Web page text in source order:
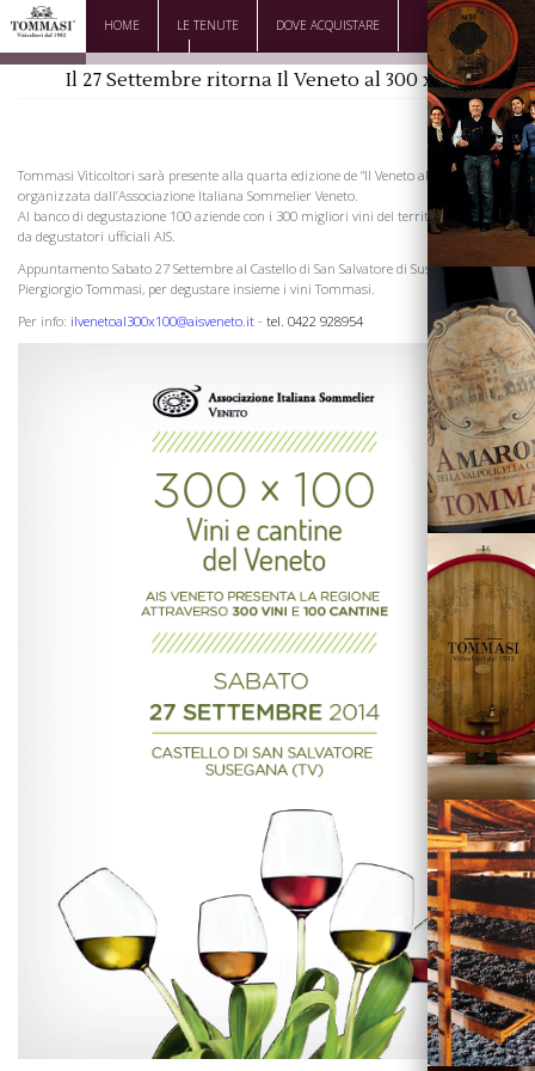
HOME LE TENUTE DOVE ACQUISTARE
DOWNLOAD CONTATTI
Il 27 Settembre ritorna Il Veneto al 300 x 100
Tommasi Viticoltori sarà presente alla quarta edizione de “Il Veneto al 300 x 100”,
organizzata dall’Associazione Italiana Sommelier Veneto.
Al banco di degustazione 100 aziende con i 300 migliori vini del territorio giudicati
da degustatori ufficiali AIS.
Appuntamento Sabato 27 Settembre al Castello di San Salvatore di Susegana (TV) con
Piergiorgio Tommasi, per degustare insieme i vini Tommasi.
Per info: ilvenetoal300x100@aisveneto.it - tel. 0422 928954
La Famiglia
Vini
Visita la
Cantina